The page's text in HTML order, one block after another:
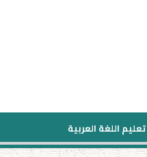
تعليم اللغة العربية